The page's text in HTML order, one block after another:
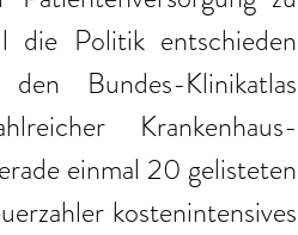
die Politik entschieden
Bundes-Klinikatlas
Krankenhaus-
einmal 20 gelisteten
kostenintensives